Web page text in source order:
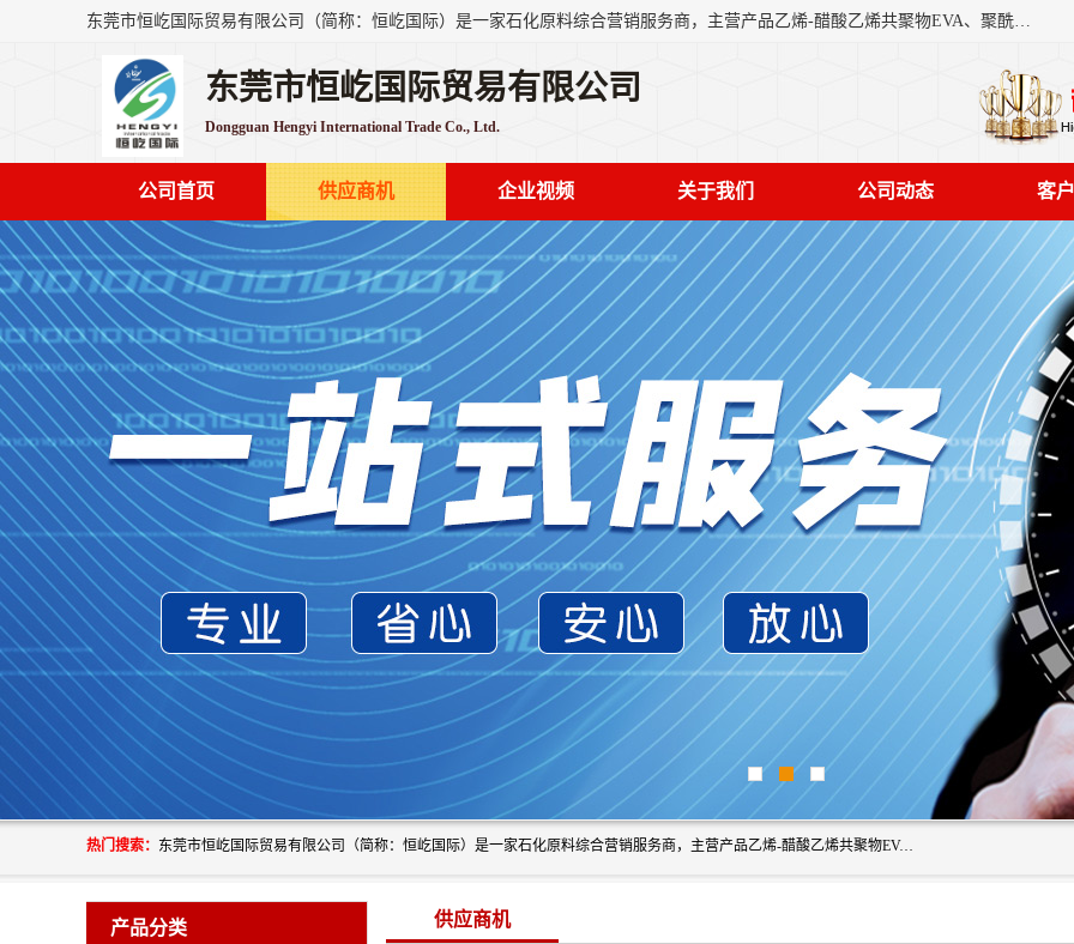
东莞市恒屹国际贸易有限公司（简称：恒屹国际）是一家石化原料综合营销服务商，主营产品乙烯-醋酸乙烯共聚物EVA、聚酰胺PA（尼龙）、醚酯型热塑弹性体TPEE等，公司秉承以市场为导向的战略思想，致力于大宗石化原料在中国市场的营销服务业务，为客户提供一站式的全面服务。
东莞市恒屹国际贸易有限公司
Dongguan Hengyi International Trade Co., Ltd.
公司首页 供应商机 企业视频 关于我们 公司动态 客
热门搜索： 东莞市恒屹国际贸易有限公司（简称：恒屹国际）是一家石化原料综合营销服务商，主营产品乙烯-醋酸乙烯共聚物EVA、聚酰胺PA（尼龙）、醚酯型热塑弹性体TPEE等，公司秉承以市场为导向的战略思想，致力于大宗石化原料在中国市场的营销服务业务，为客户提供一站式的全面服务。
产品分类 供应商机